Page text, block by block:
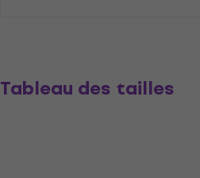
Tableau des tailles